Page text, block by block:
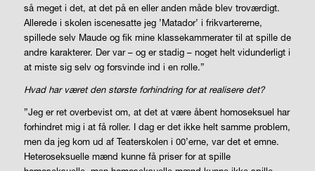
så meget i det, at det på en eller anden måde blev troværdigt.
Allerede i skolen iscenesatte jeg ’Matador’ i frikvartererne,
spillede selv Maude og fik mine klassekammerater til at spille de
andre karakterer. Der var – og er stadig – noget helt vidunderligt i
at miste sig selv og forsvinde ind i en rolle.”
Hvad har været den største forhindring for at realisere det?
”Jeg er ret overbevist om, at det at være åbent homoseksuel har
forhindret mig i at få roller. I dag er det ikke helt samme problem,
men da jeg kom ud af Teaterskolen i 00’erne, var det et emne.
Heteroseksuelle mænd kunne få priser for at spille